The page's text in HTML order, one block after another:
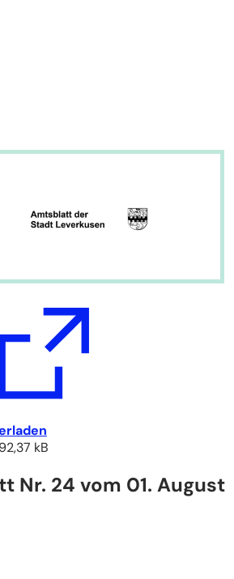
kB
Nr. 24 vom 01. August